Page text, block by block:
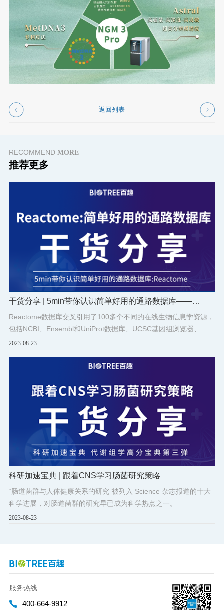
返回列表
RECOMMEND MORE
推荐更多
干货分享 | 5min带你认识简单好用的通路数据库——
Reactome数据库交叉引用了100多个不同的在线生物信息学资源，
包括NCBI、Ensembl和UniProt数据库、UCSC基因组浏览器、
ChEBI小分子数据库和PubMed文献数据库等。
2023-08-23
科研加速宝典 | 跟着CNS学习肠菌研究策略
“肠道菌群与人体健康关系的研究”被列入 Science 杂志报道的十大
科学进展，对肠道菌群的研究早已成为科学热点之一。
2023-08-23
服务热线
400-664-9912